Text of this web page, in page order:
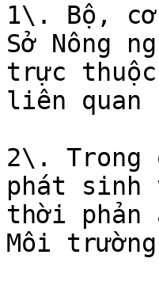
1\. Bộ, cơ
Sở Nông
trực
liên quan
2\. Trong
phát sinh
thời phản
Môi